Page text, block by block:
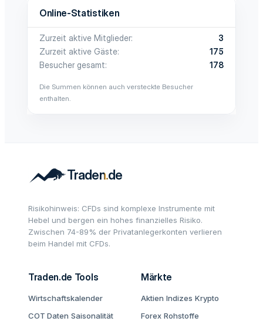
Online-Statistiken
Zurzeit aktive Mitglieder
3
Zurzeit aktive Gäste
175
Besucher gesamt
178
Die Summen können auch versteckte Besucher
enthalten.
Risikohinweis: CFDs sind komplexe Instrumente mit
Hebel und bergen ein hohes finanzielles Risiko.
Zwischen 74-89% der Privatanlegerkonten verlieren
beim Handel mit CFDs.
Traden.de Tools
Wirtschaftskalender
COT Daten Saisonalität
Märkte
Aktien Indizes Krypto
Forex Rohstoffe